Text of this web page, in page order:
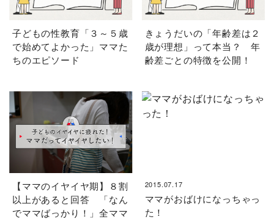
子どもの性教育「３～５歳
で始めてよかった」ママた
ちのエピソード
きょうだいの「年齢差は２
歳が理想」って本当？ 年
齢差ごとの特徴を公開！
【ママのイヤイヤ期】８割
以上があると回答 「なん
でママばっかり！」全ママ
2015.07.17
ママがおばけになっちゃっ
た！